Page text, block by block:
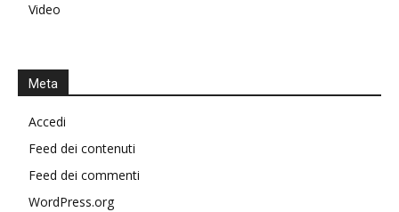
Video
Meta
Accedi
Feed dei contenuti
Feed dei commenti
WordPress.org